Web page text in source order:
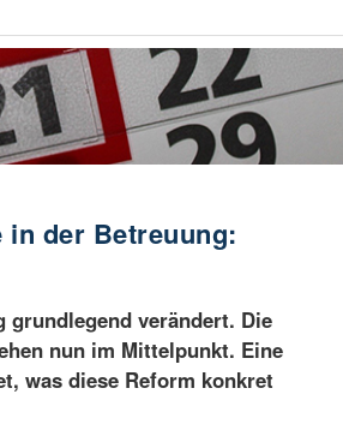
in der Betreuung:
grundlegend verändert. Die
nun im Mittelpunkt. Eine
was diese Reform konkret